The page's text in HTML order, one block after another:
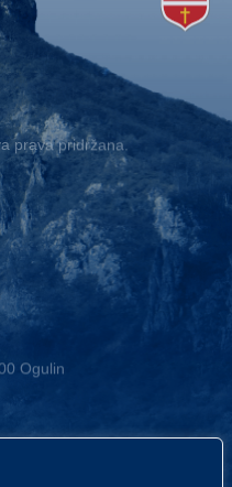
prava pridržana.